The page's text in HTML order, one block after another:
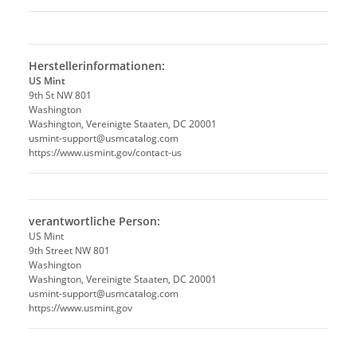
Herstellerinformationen:
US Mint
9th St NW 801
Washington
Washington, Vereinigte Staaten, DC 20001
usmint-support@usmcatalog.com
https://www.usmint.gov/contact-us
verantwortliche Person:
US Mint
9th Street NW 801
Washington
Washington, Vereinigte Staaten, DC 20001
usmint-support@usmcatalog.com
https://www.usmint.gov